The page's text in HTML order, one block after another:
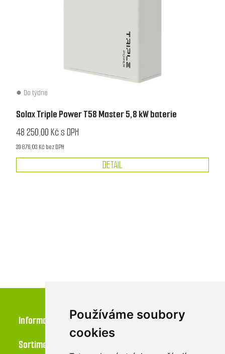
Používáme soubory
cookies
Do týdne
Solax Triple Power T58 Master 5,8 kW baterie
48 250,00 Kč s DPH
39 876,03 Kč bez DPH
DETAIL
Informace
Sortiment